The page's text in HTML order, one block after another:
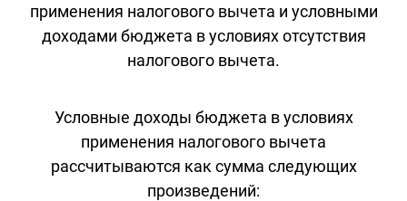
применения налогового вычета и условными
доходами бюджета в условиях отсутствия
налогового вычета.
Условные доходы бюджета в условиях
применения налогового вычета
рассчитываются как сумма следующих
произведений: